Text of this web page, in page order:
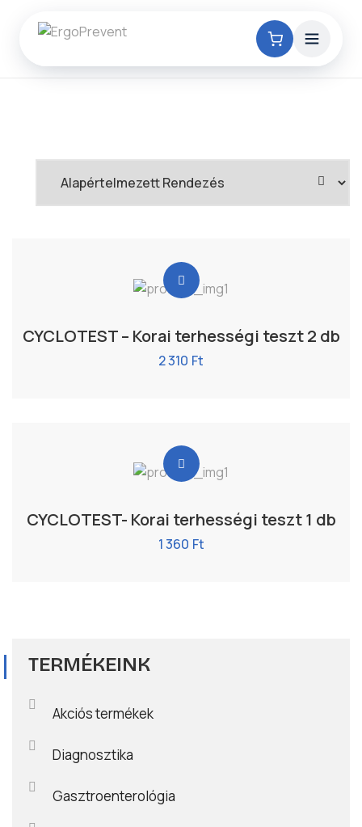
TERMÉKEINK
Akciós termékek
Diagnosztika
Gasztroenterológia
CYCLOTEST – Korai terhességi teszt 2 db
2 310 Ft
CYCLOTEST- Korai terhességi teszt 1 db
1 360 Ft